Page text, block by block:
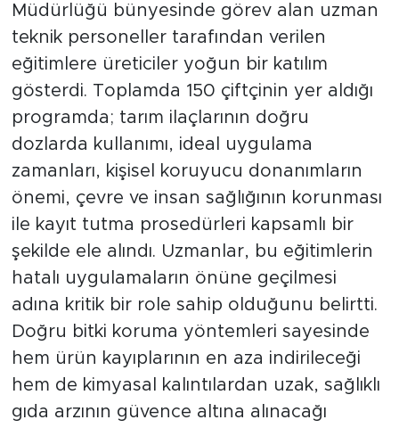
Müdürlüğü bünyesinde görev alan uzman
teknik personeller tarafından verilen
eğitimlere üreticiler yoğun bir katılım
gösterdi. Toplamda 150 çiftçinin yer aldığı
programda; tarım ilaçlarının doğru
dozlarda kullanımı, ideal uygulama
zamanları, kişisel koruyucu donanımların
önemi, çevre ve insan sağlığının korunması
ile kayıt tutma prosedürleri kapsamlı bir
şekilde ele alındı. Uzmanlar, bu eğitimlerin
hatalı uygulamaların önüne geçilmesi
adına kritik bir role sahip olduğunu belirtti.
Doğru bitki koruma yöntemleri sayesinde
hem ürün kayıplarının en aza indirileceği
hem de kimyasal kalıntılardan uzak, sağlıklı
gıda arzının güvence altına alınacağı